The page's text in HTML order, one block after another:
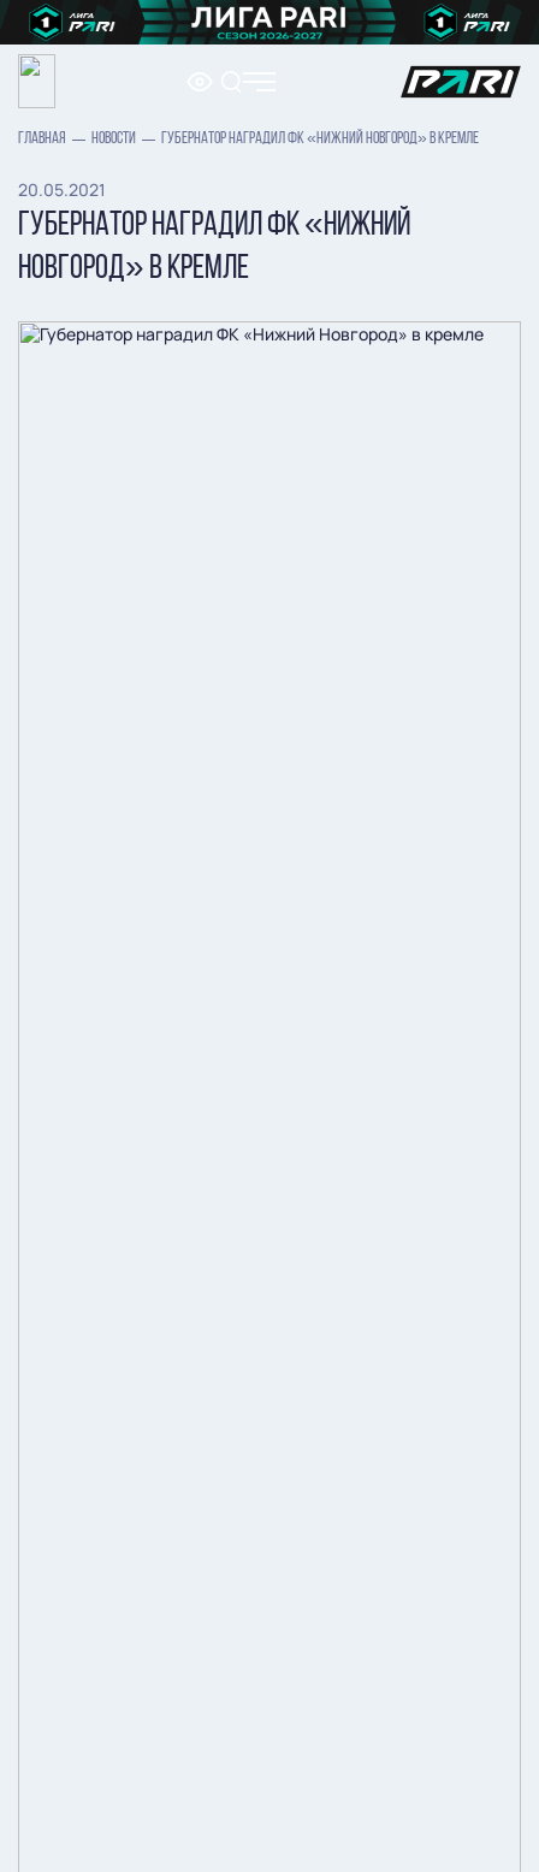
ГЛАВНАЯ НОВОСТИ ГУБЕРНАТОР НАГРАДИЛ ФК «НИЖНИЙ НОВГОРОД» В КРЕМЛЕ
20.05.2021
ГУБЕРНАТОР НАГРАДИЛ ФК «НИЖНИЙ
НОВГОРОД» В КРЕМЛЕ